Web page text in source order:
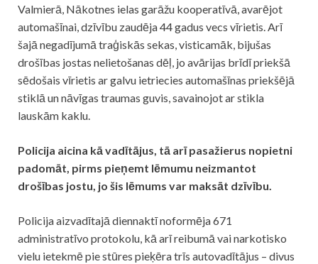
Valmierā, Nākotnes ielas garāžu kooperatīvā, avarējot
automašīnai, dzīvību zaudēja 44 gadus vecs vīrietis. Arī
šajā negadījumā traģiskās sekas, visticamāk, bijušas
drošības jostas nelietošanas dēļ, jo avārijas brīdī priekšā
sēdošais vīrietis ar galvu ietriecies automašīnas priekšējā
stiklā un nāvīgas traumas guvis, savainojot ar stikla
lauskām kaklu.
Policija aicina kā vadītājus, tā arī pasažierus nopietni
padomāt, pirms pieņemt lēmumu neizmantot
drošības jostu, jo šis lēmums var maksāt dzīvību.
Policija aizvadītajā diennaktī noformēja 671
administratīvo protokolu, kā arī reibumā vai narkotisko
vielu ietekmē pie stūres pieķēra trīs autovadītājus – divus